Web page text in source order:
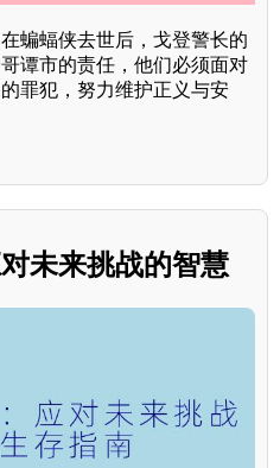
蝙蝠侠去世后，戈登警长的
谭市的责任，他们必须面对
罪犯，努力维护正义与安
未来挑战的智慧